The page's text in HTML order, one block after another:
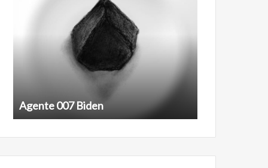
Agente 007 Biden